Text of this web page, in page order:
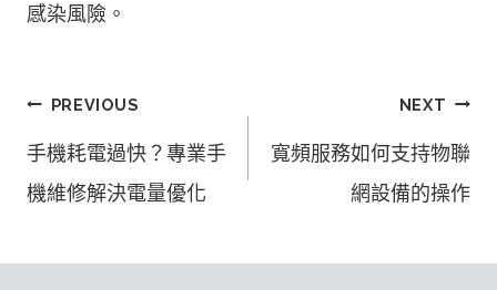
感染風險。
文
章
覽
PREVIOUS
手機耗電過快？專業手
機維修解決電量優化
NEXT
寬頻服務如何支持物聯
網設備的操作